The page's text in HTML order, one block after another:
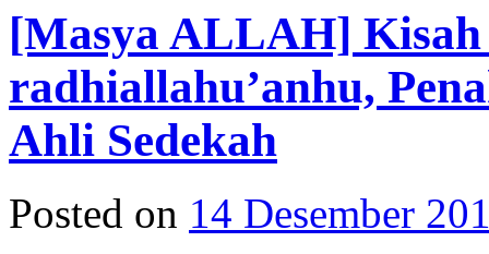
[Masya ALLAH]
radhiallahu’anhu,
Ahli Sedekah
Posted on 14 Desember